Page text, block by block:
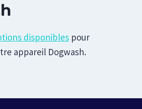
disponibles pour
appareil Dogwash.